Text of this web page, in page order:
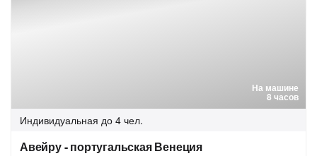
На машине
8 часов
Индивидуальная до 4 чел.
Авейру - португальская Венеция